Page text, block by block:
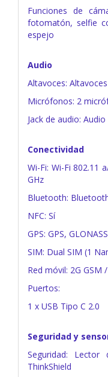
Funciones de
fotomatón, selfie
espejo
Audio
Altavoces:
Micrófonos: 2
Jack de audio:
Conectividad
Wi-Fi: Wi-Fi 802.11
GHz
Bluetooth:
NFC: Sí
GPS: GPS,
SIM: Dual SIM (1
Red móvil: 2G GSM
Puertos:
1 x USB Tipo C 2.0
Seguridad y
Seguridad:
ThinkShield